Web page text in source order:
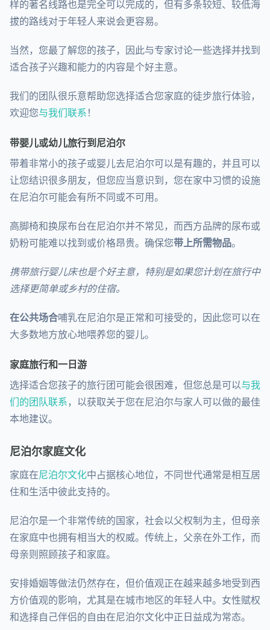
样的著名线路也是完全可以完成的，但有多条较短、较低海
拔的路线对于年轻人来说会更容易。
当然，您最了解您的孩子，因此与专家讨论一些选择并找到
适合孩子兴趣和能力的内容是个好主意。
我们的团队很乐意帮助您选择适合您家庭的徒步旅行体验，
欢迎您与我们联系 ！
带婴儿或幼儿旅行到尼泊尔
带着非常小的孩子或婴儿去尼泊尔可以是有趣的，并且可以
让您结识很多朋友，但您应当意识到，您在家中习惯的设施
在尼泊尔可能会有所不同或不可用。
高脚椅和换尿布台在尼泊尔并不常见，而西方品牌的尿布或
奶粉可能难以找到或价格昂贵。确保您带上所需物品。
携带旅行婴儿床也是个好主意，特别是如果您计划在旅行中
选择更简单或乡村的住宿。
在公共场合哺乳在尼泊尔是正常和可接受的，因此您可以在
大多数地方放心地喂养您的婴儿。
家庭旅行和一日游
选择适合您孩子的旅行团可能会很困难，但您总是可以与我
们的团队联系 ，以获取关于您在尼泊尔与家人可以做的最佳
本地建议。
尼泊尔家庭文化
家庭在尼泊尔文化中占据核心地位，不同世代通常是相互居
住和生活中彼此支持的。
尼泊尔是一个非常传统的国家，社会以父权制为主，但母亲
在家庭中也拥有相当大的权威。传统上，父亲在外工作，而
母亲则照顾孩子和家庭。
安排婚姻等做法仍然存在，但价值观正在越来越多地受到西
方价值观的影响，尤其是在城市地区的年轻人中。女性赋权
和选择自己伴侣的自由在尼泊尔文化中正日益成为常态。